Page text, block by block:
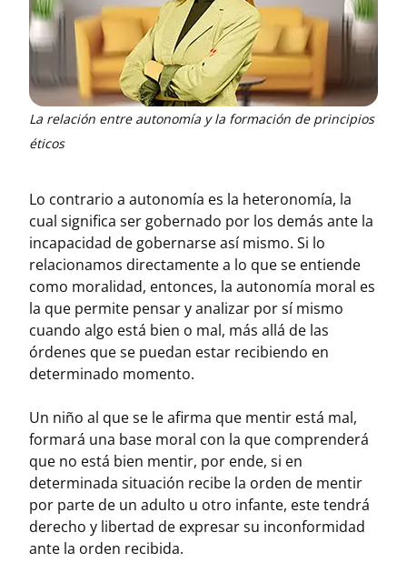
La relación entre autonomía y la formación de principios
éticos
Lo contrario a autonomía es la heteronomía, la
cual significa ser gobernado por los demás ante la
incapacidad de gobernarse así mismo. Si lo
relacionamos directamente a lo que se entiende
como moralidad, entonces, la autonomía moral es
la que permite pensar y analizar por sí mismo
cuando algo está bien o mal, más allá de las
órdenes que se puedan estar recibiendo en
determinado momento.
Un niño al que se le afirma que mentir está mal,
formará una base moral con la que comprenderá
que no está bien mentir, por ende, si en
determinada situación recibe la orden de mentir
por parte de un adulto u otro infante, este tendrá
derecho y libertad de expresar su inconformidad
ante la orden recibida.